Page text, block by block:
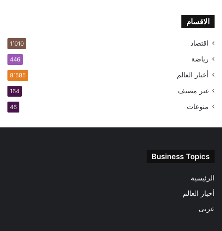
الاقسام
اقتصاد 1٬010
رياضة 446
أخبار العالم 8٬585
غير مصنف 164
منوعات 46
Business Topics
الرئيسية
أخبار العالم
عربى